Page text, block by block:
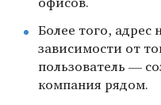
офисов.
Более того, адрес
зависимости от
пользователь —
компания рядом.